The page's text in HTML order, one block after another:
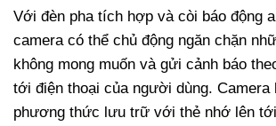
Với đèn pha tích hợp và còi báo động
camera có thể chủ động ngăn chặn
không mong muốn và gửi cảnh báo
tới điện thoại của người dùng. Camera
phương thức lưu trữ với thẻ nhớ lên